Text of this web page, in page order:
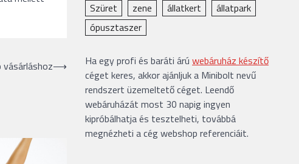
⟶
Szüret
zene állatkert
állatpark
ópusztaszer
Ha egy profi és baráti árú webáruház készítő
céget keres, akkor ajánljuk a Minibolt nevű
rendszert üzemeltető céget. Leendő
webáruházát most 30 napig ingyen
kipróbálhatja és tesztelheti, továbbá
megnézheti a cég webshop referenciáit.